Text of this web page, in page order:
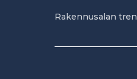
Rakennusalan